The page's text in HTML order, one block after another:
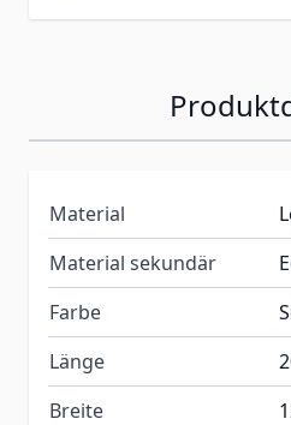
Material
Material sekundär
Farbe
Länge
Breite